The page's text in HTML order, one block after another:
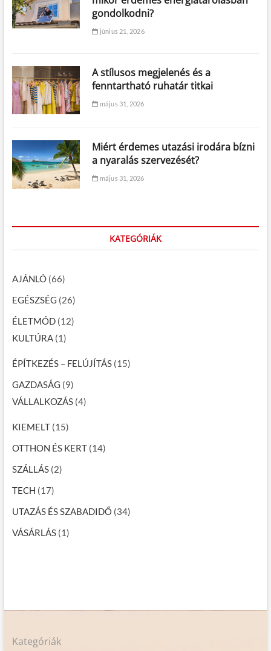
gondolkodni?
június 21, 2026
A stílusos megjelenés és a
fenntartható ruhatár titkai
május 31, 2026
Miért érdemes utazási irodára bízni
a nyaralás szervezését?
május 31, 2026
KATEGÓRIÁK
AJÁNLÓ(66)
EGÉSZSÉG (26)
ÉLETMÓD(12)
KULTÚRA(1)
ÉPÍTKEZÉS – FELÚJÍTÁS(15)
GAZDASÁG (9)
VÁLLALKOZÁS(4)
KIEMELT(15)
OTTHON ÉS KERT(14)
SZÁLLÁS(2)
TECH (17)
UTAZÁS ÉS SZABADIDŐ (34)
VÁSÁRLÁS(1)
Kategóriák